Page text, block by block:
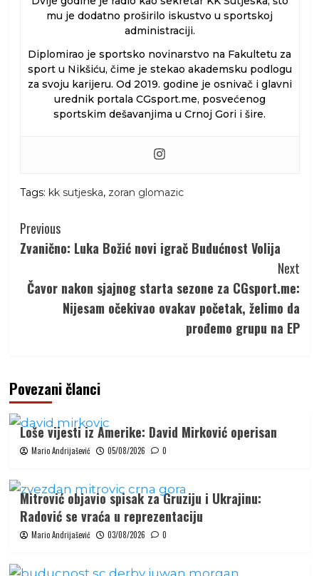
mu je dodatno proširilo iskustvo u sportskoj
administraciji.
Diplomirao je sportsko novinarstvo na Fakultetu za
sport u Nikšiću, čime je stekao akademsku podlogu
za svoju karijeru. Od 2019. godine je osnivač i glavni
urednik portala CGsport.me, posvećenog
sportskim dešavanjima u Crnoj Gori i šire.
Tags: kk sutjeska, zoran glomazic
Continue
Reading
Previous
Zvanično: Luka Božić novi igrač Budućnost Volija
Next
Čavor nakon sjajnog starta sezone za CGsport.me:
Nijesam očekivao ovakav početak, želimo da
prođemo grupu na EP
Povezani članci
Loše vijesti iz Amerike: David Mirković operisan
Mario Andrijašević 05/08/2026 0
Mitrović objavio spisak za Gruziju i Ukrajinu:
Radović se vraća u reprezentaciju
Mario Andrijašević 03/08/2026 0